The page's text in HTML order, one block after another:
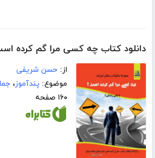
دانلود کتاب چه کسی مرا گم کرده
از:حسن شریفی
موضوع:پندآموز،
۱۶۰ صفحه